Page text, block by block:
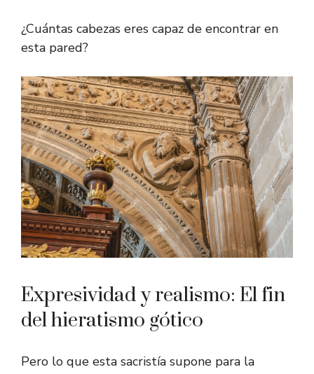
¿Cuántas cabezas eres capaz de encontrar en
esta pared?
Expresividad y realismo: El fin
del hieratismo gótico
Pero lo que esta sacristía supone para la